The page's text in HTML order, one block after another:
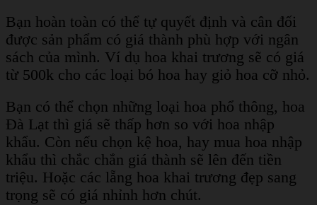
Bạn hoàn toàn có thể tự quyết định và cân đối
được sản phẩm có giá thành phù hợp với ngân
sách của mình. Ví dụ hoa khai trương sẽ có giá
từ 500k cho các loại bó hoa hay giỏ hoa cỡ nhỏ.
Bạn có thể chọn những loại hoa phổ thông, hoa
Đà Lạt thì giá sẽ thấp hơn so với hoa nhập
khẩu. Còn nếu chọn kệ hoa, hay mua hoa nhập
khẩu thì chắc chắn giá thành sẽ lên đến tiền
triệu. Hoặc các lẵng hoa khai trương đẹp sang
trọng sẽ có giá nhỉnh hơn chút.